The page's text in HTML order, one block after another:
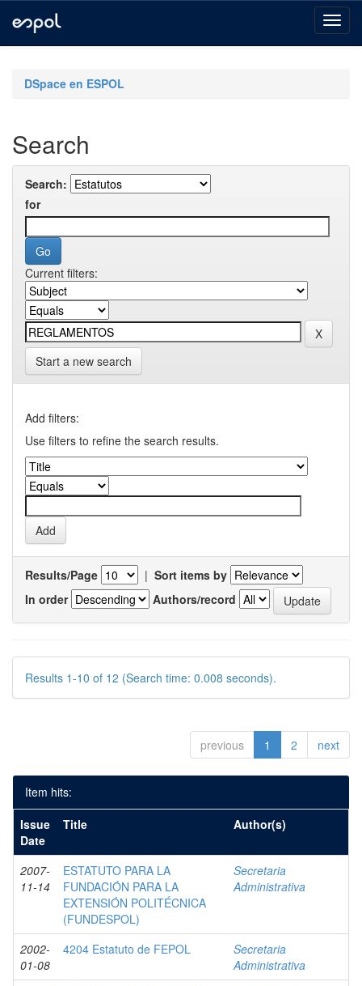
navigationDSpace en ESPOL
Search
Search:
for
Current filters:
Start a new search
Add filters:
Use filters to refine the search results.
Results/Page | Sort items by
In order
Authors/record
Results 1-10 of 12 (Search time: 0.008 seconds).
previous 1 2 next
Item hits:
Issue
Date
Title Author(s)
2007-
11-14
ESTATUTO PARA LA
FUNDACIÓN PARA LA
EXTENSIÓN POLITÉCNICA
(FUNDESPOL)
Secretaria
Administrativa
2002-
01-08
4204 Estatuto de FEPOL
Secretaria
Administrativa